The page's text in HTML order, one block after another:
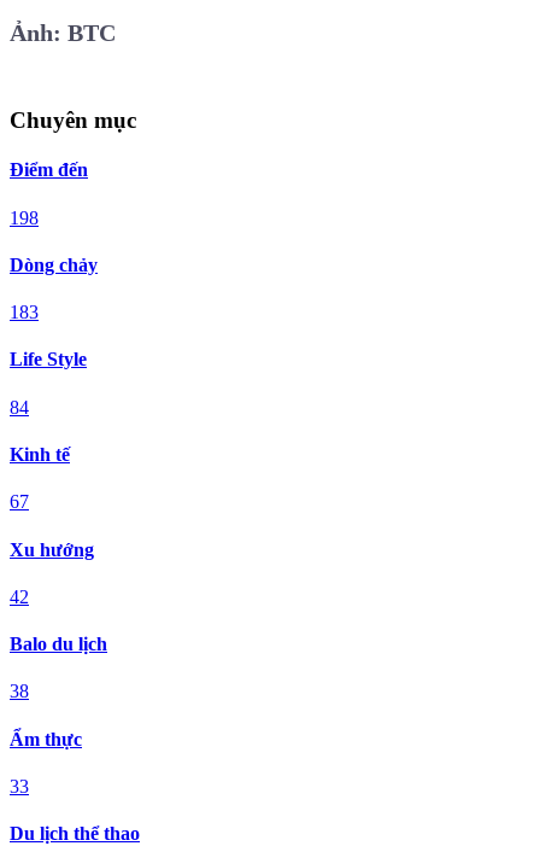
Ảnh: BTC
Chuyên mục
Điểm đến
198
Dòng chảy
183
Life Style
84
Kinh tế
67
Xu hướng
42
Balo du lịch
38
Ẩm thực
33
Du lịch thể thao